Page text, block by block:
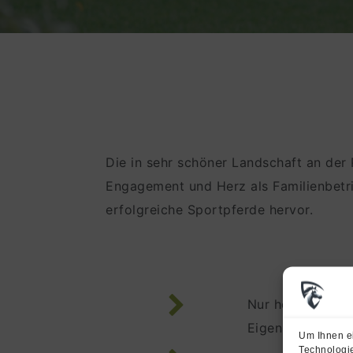
Um Ihnen
Die in sehr schöner Landschaft an
Engagement und Herz als
erfolgreiche Sportpferde hervor.
Nur
Eigenproduktion.